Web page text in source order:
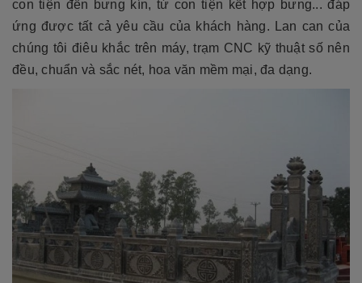
con tiện đến bưng kín, từ con tiện kết hợp bưng... đáp
ứng được tất cả yêu cầu của khách hàng. Lan can của
chúng tôi điêu khắc trên máy, trạm CNC kỹ thuật số nên
đều, chuẩn và sắc nét, hoa văn mềm mại, đa dạng.